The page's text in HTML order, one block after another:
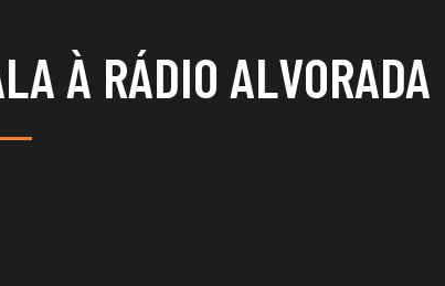
À RÁDIO ALVORADA